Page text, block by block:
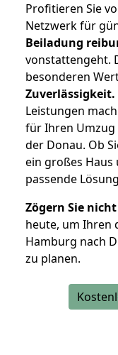
Profitieren Sie
Netzwerk für
Beiladung
vonstattengeht.
besonderen
Zuverlässigkeit.
Leistungen
für Ihren Umzug
der Donau. Ob
ein großes Haus
passende
Zögern Sie nicht
heute, um Ihren
Hamburg nach
zu planen.